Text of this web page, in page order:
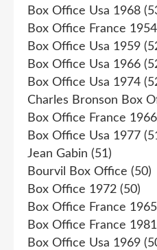
Box Office Usa 1968
Box Office France 1954
Box Office Usa 1959
Box Office Usa 1966
Box Office Usa 1974
Charles Bronson Box
Box Office France 1966
Box Office Usa 1977
Jean Gabin (51)
Bourvil Box Office (50)
Box Office 1972 (50)
Box Office France 1965
Box Office France 1981
Box Office Usa 1969